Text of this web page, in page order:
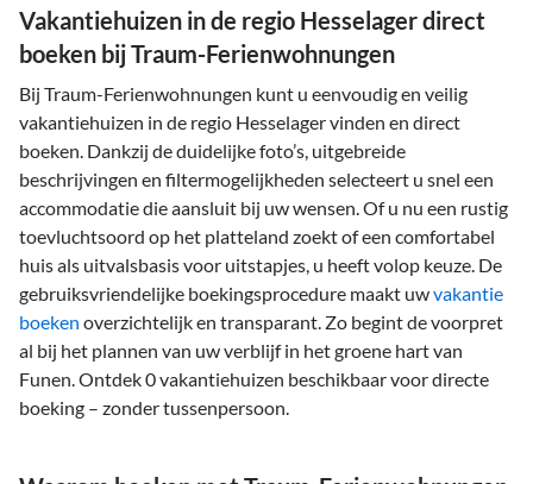
Vakantiehuizen in de regio Hesselager direct
boeken bij Traum-Ferienwohnungen
Bij Traum-Ferienwohnungen kunt u eenvoudig en veilig
vakantiehuizen in de regio Hesselager vinden en direct
boeken. Dankzij de duidelijke foto’s, uitgebreide
beschrijvingen en filtermogelijkheden selecteert u snel een
accommodatie die aansluit bij uw wensen. Of u nu een rustig
toevluchtsoord op het platteland zoekt of een comfortabel
huis als uitvalsbasis voor uitstapjes, u heeft volop keuze. De
gebruiksvriendelijke boekingsprocedure maakt uwvakantie
boeken overzichtelijk en transparant. Zo begint de voorpret
al bij het plannen van uw verblijf in het groene hart van
Funen. Ontdek 0 vakantiehuizen beschikbaar voor directe
boeking – zonder tussenpersoon.